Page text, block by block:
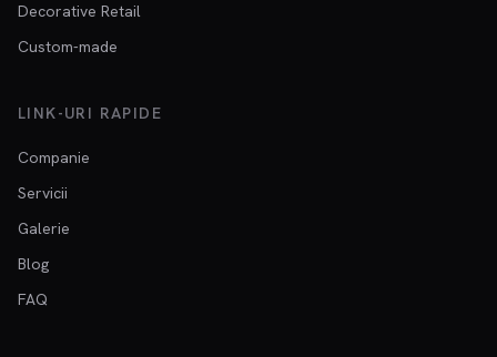
Decorative Retail
Custom-made
LINK-URI RAPIDE
Companie
Servicii
Galerie
Blog
FAQ